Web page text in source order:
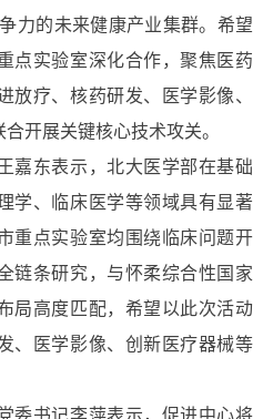
力的未来健康产业集群。希望
点实验室深化合作，聚焦医药
放疗、核药研发、医学影像、
开展关键核心技术攻关。
东表示，北大医学部在基础
学、临床医学等领域具有显著
重点实验室均围绕临床问题开
链条研究，与怀柔综合性国家
局高度匹配，希望以此次活动
、医学影像、创新医疗器械等
书记李萍表示，促进中心将